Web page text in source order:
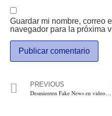
Guardar mi nombre, correo
navegador para la próxima
PREVIOUS
Desmienten Fake News en video: Yo estoy con Germán Vargas, hace 8 años le quitaron la Presidencia